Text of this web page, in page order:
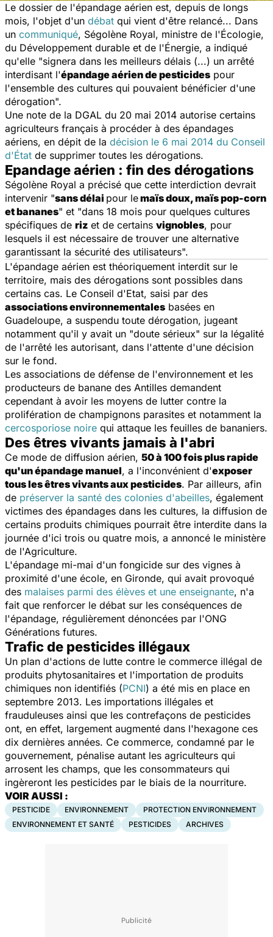
Le dossier de l'épandage aérien est, depuis de longs
mois, l'objet d'un débat qui vient d'être relancé... Dans
un communiqué, Ségolène Royal, ministre de l'Écologie,
du Développement durable et de l'Énergie, a indiqué
qu'elle "signera dans les meilleurs délais (...) un arrêté
interdisant l'épandage aérien de pesticides pour
l'ensemble des cultures qui pouvaient bénéficier d'une
dérogation".
Une note de la DGAL du 20 mai 2014 autorise certains
agriculteurs français à procéder à des épandages
aériens, en dépit de la décision le 6 mai 2014 du Conseil
d'État de supprimer toutes les dérogations.
Epandage aérien : fin des dérogations
Ségolène Royal a précisé que cette interdiction devrait
intervenir "sans délai pour lemaïs doux, maïs pop-corn
et bananes" et "dans 18 mois pour quelques cultures
spécifiques de riz et de certains vignobles, pour
lesquels il est nécessaire de trouver une alternative
garantissant la sécurité des utilisateurs".
L'épandage aérien est théoriquement interdit sur le
territoire, mais des dérogations sont possibles dans
certains cas. Le Conseil d'Etat, saisi par des
associations environnementales basées en
Guadeloupe, a suspendu toute dérogation, jugeant
notamment qu'il y avait un "doute sérieux" sur la légalité
de l'arrêté les autorisant, dans l'attente d'une décision
sur le fond.
Les associations de défense de l'environnement et les
producteurs de banane des Antilles demandent
cependant à avoir les moyens de lutter contre la
prolifération de champignons parasites et notamment la
cercosporiose noire qui attaque les feuilles de bananiers.
Des êtres vivants jamais à l'abri
Ce mode de diffusion aérien, 50 à 100 fois plus rapide
qu'un épandage manuel, a l'inconvénient d'exposer
tous les êtres vivants aux pesticides. Par ailleurs, afin
de préserver la santé des colonies d'abeilles, également
victimes des épandages dans les cultures, la diffusion de
certains produits chimiques pourrait être interdite dans la
journée d'ici trois ou quatre mois, a annoncé le ministère
de l'Agriculture.
L'épandage mi-mai d'un fongicide sur des vignes à
proximité d'une école, en Gironde, qui avait provoqué
des malaises parmi des élèves et une enseignante, n'a
fait que renforcer le débat sur les conséquences de
l'épandage, régulièrement dénoncées par l'ONG
Générations futures.
Trafic de pesticides illégaux
Un plan d'actions de lutte contre le commerce illégal de
produits phytosanitaires et l'importation de produits
chimiques non identifiés (PCNI) a été mis en place en
septembre 2013. Les importations illégales et
frauduleuses ainsi que les contrefaçons de pesticides
ont, en effet, largement augmenté dans l'hexagone ces
dix dernières années. Ce commerce, condamné par le
gouvernement, pénalise autant les agriculteurs qui
arrosent les champs, que les consommateurs qui
ingèreront les pesticides par le biais de la nourriture.
VOIR AUSSI :
PESTICIDE ENVIRONNEMENT
PROTECTION ENVIRONNEMENT
ENVIRONNEMENT ET SANTÉ
PESTICIDES ARCHIVES